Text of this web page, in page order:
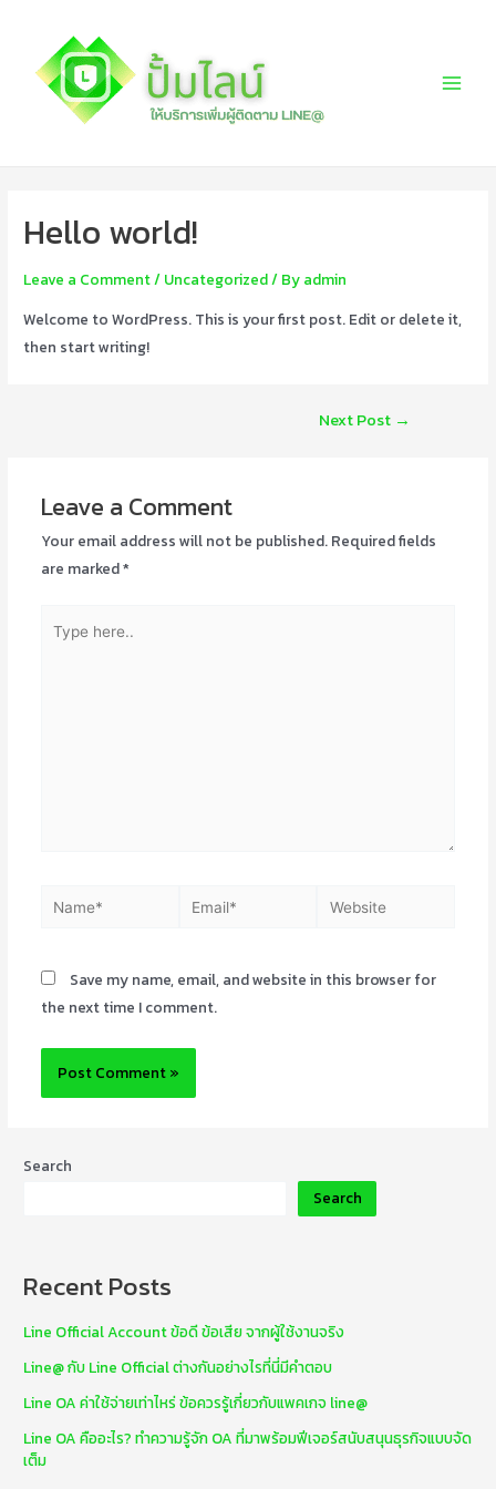
content
Hello world!
Leave a Comment/ Uncategorized/ By admin
Welcome to WordPress. This is your first post. Edit or delete it,
then start writing!
Next Post →
Leave a Comment
Your email address will not be published. Required fields
are marked*
here..
Name* Email* Website
Save my name, email, and website in this browser for
the next time I comment.
Search
Search
Recent Posts
Line Official Account ข้อดี ข้อเสีย จากผู้ใช้งานจริง
Line@ กับ Line Official ต่างกันอย่างไรที่นี่มีคำตอบ
Line OA ค่าใช้จ่ายเท่าไหร่ ข้อควรรู้เกี่ยวกับแพคเกจ line@
Line OA คืออะไร? ทำความรู้จัก OA ที่มาพร้อมฟีเจอร์สนับสนุนธุรกิจแบบจัด
เต็ม